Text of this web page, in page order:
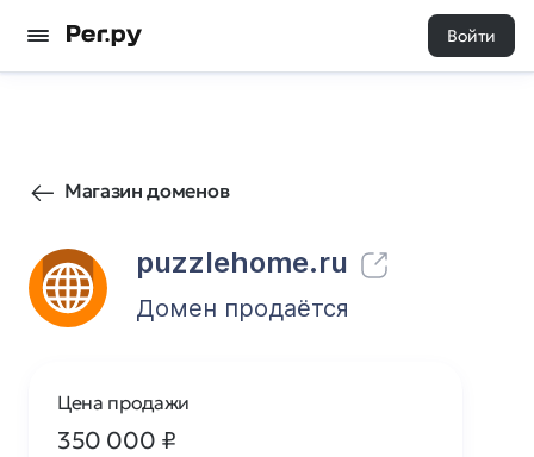
Войти
Магазин доменов
puzzlehome.ru
3 0
Домен продаётся
Цена продажи
350 000 ₽